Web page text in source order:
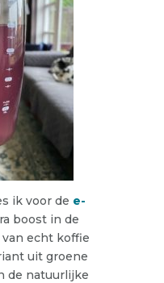
ik voor de e-
boost in de
echt koffie
uit groene
de natuurlijke